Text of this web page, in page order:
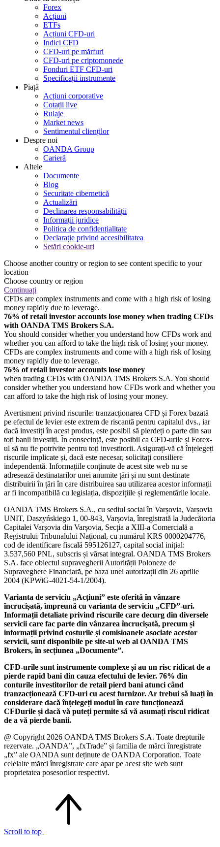
Forex
Acțiuni
ETFs
Acțiuni CFD-uri
Indici CFD
CFD-uri pe mărfuri
CFD-uri pe criptomonede
Fonduri ETF CFD-uri
Specificații instrumente
Piață
Acțiuni corporative
Cotații live
Rulaje
Market news
Sentimentul clienților
Despre noi
OANDA Group
Carieră
Altele
Documente
Blog
Securitate cibernetică
Actualizări
Declinarea responsabilității
Informații juridice
Politica de confidențialitate
Declarație privind accesibilitatea
Setări cookie-uri
Choose another country or region to see content specific to your
location
Choose country or region
Continuați
CFDs are complex instruments and come with a high risk of losing
money rapidly due to leverage.
76% of retail investor accounts lose money when trading CFDs
with OANDA TMS Brokers S.A.
You should consider whether you understand how CFDs work and
whether you can afford to take the high risk of losing your money.
CFDs are complex instruments and come with a high risk of losing
money rapidly due to leverage.
76% of retail investor accounts lose money
when trading CFDs with OANDA TMS Brokers S.A. You should
consider whether you understand how CFDs work and whether you
can afford to take the high risk of losing your money.
Avertisment privind riscurile: tranzacționarea CFD și Forex bazată
pe efectul de levier este extrem de riscantă pentru capitalul dvs., iar
dacă investiți în acest produs, este posibil să pierdeți o parte din sau
toți banii investiți. În consecință, este posibil ca CFD-urile și Forex-
ul să nu fie potrivite pentru toți investitorii. Asigurați-vă că înțelegeți
riscurile implicate și, dacă este necesar, solicitați consiliere
independentă. Informațiile conținute de acest site web nu se
adresează destinatarilor unei anumite țări și nu sunt destinate
distribuirii în țări în care distribuirea sau utilizarea acestor informații
ar fi incompatibilă cu legislația, dispozițiile și reglementările locale.
OANDA TMS Brokers S.A., cu sediul social în Varșovia, Varșovia
UNIT, Daszyńskiego 1, 00-843, Varșovia, înregistrată la Judecătoria
Capitalei Varșovia din Varșovia, Secția a XIII-a Comercială a
Registrului Tribunalului Național, cu numărul KRS 0000204776,
cod de identificare fiscală 595126127, capital social inițial:
3.537,560 PNL, subscris și vărsat integral. OANDA TMS Brokers
S.A. face obiectul supravegherii Autorității Poloneze de
Supraveghere Financiară, pe baza unei autorizații din 26 aprilie
2004 (KPWiG-4021-54-1/2004).
Varianta de serviciu „Acțiuni” este oferită în vânzare
încrucișată, împreună cu varianta de serviciu „CFD”-uri.
Informații detaliate privind riscurile care decurg din diversele
servicii care fac parte din vânzarea încrucișată, precum și
informații privind costurile și comisioanele asociate acestor
servicii, sunt disponibile pe site-ul web al OANDA TMS
Brokers, în secțiunea „Documente”.
CFD-urile sunt instrumente complexe și au un risc ridicat de a
pierde rapid bani din cauza efectului de levier. 76% din
conturile investitorilor de retail pierd bani atunci când
tranzacționează CFD-uri cu acest furnizor. Ar trebui să luați în
considerare dacă înțelegeți modul în care funcționează
CFDurile și dacă vă puteți permite să vă asumați riscul ridicat
de a vă pierde banii.
@ Copyright 2026 OANDA TMS Brokers S.A. Toate drepturile
rezervate. „OANDA”, „fxTrade” și familia de mărci înregistrate
„fx” ale OANDA sunt deținute de OANDA Corporation. Toate
celelalte mărci înregistrate care apar pe acest site web sunt
proprietatea posesorilor respectivi.
Scroll to top